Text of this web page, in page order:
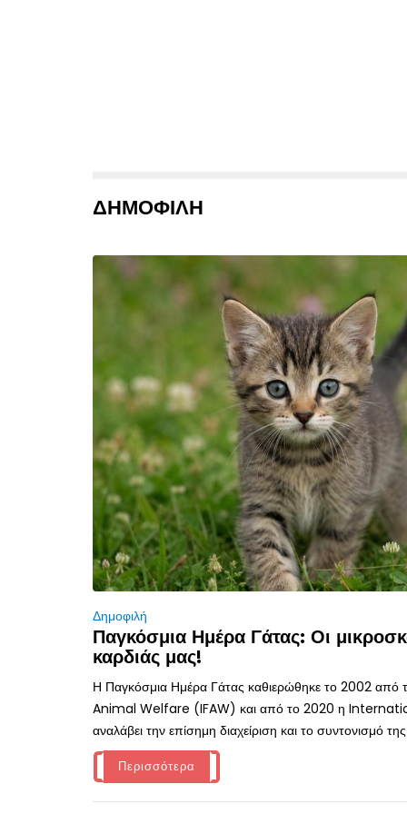
ΔΗΜΟΦΙΛΗ
Δημοφιλή
Παγκόσμια Ημέρα Γάτας: Οι
καρδιάς μας!
Η Παγκόσμια Ημέρα Γάτας καθιερώθηκε το 2002
Animal Welfare (IFAW) και από το 2020 η
αναλάβει την επίσημη διαχείριση και το συντονισμό
Περισσότερα